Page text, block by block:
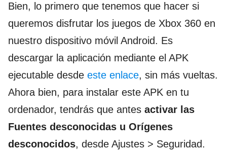
Bien, lo primero que tenemos que hacer si
queremos disfrutar los juegos de Xbox 360 en
nuestro dispositivo móvil Android. Es
descargar la aplicación mediante el APK
ejecutable desde este enlace, sin más vueltas.
Ahora bien, para instalar este APK en tu
ordenador, tendrás que antes activar las
Fuentes desconocidas u Orígenes
desconocidos, desde Ajustes > Seguridad.